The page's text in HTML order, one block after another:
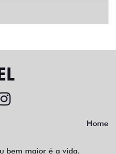
Home
bem maior é a vida.